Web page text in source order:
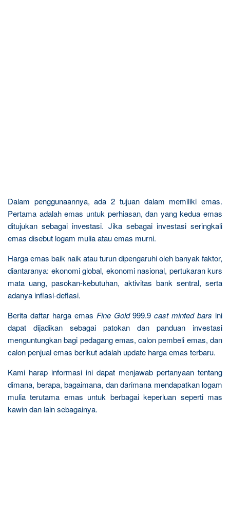
Dalam penggunaannya, ada 2 tujuan dalam memiliki emas.
Pertama adalah emas untuk perhiasan, dan yang kedua emas
ditujukan sebagai investasi. Jika sebagai investasi seringkali
emas disebut logam mulia atau emas murni.
Harga emas baik naik atau turun dipengaruhi oleh banyak faktor,
diantaranya: ekonomi global, ekonomi nasional, pertukaran kurs
mata uang, pasokan-kebutuhan, aktivitas bank sentral, serta
adanya inflasi-deflasi.
Berita daftar harga emas Fine Gold999.9cast minted barsini
dapat dijadikan sebagai patokan dan panduan investasi
menguntungkan bagi pedagang emas, calon pembeli emas, dan
calon penjual emas berikut adalah update harga emas terbaru.
Kami harap informasi ini dapat menjawab pertanyaan tentang
dimana, berapa, bagaimana, dan darimana mendapatkan logam
mulia terutama emas untuk berbagai keperluan seperti mas
kawin dan lain sebagainya.